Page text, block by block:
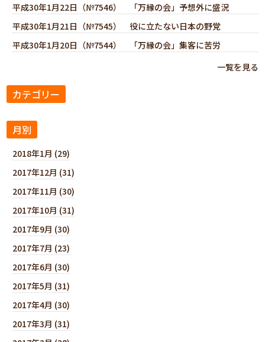
平成30年1月22日（№7546） 「万縁の会」予想外に盛況
平成30年1月21日（№7545） 役に立たない日本の野党
平成30年1月20日（№7544） 「万縁の会」集客に苦労
一覧を見る
カテゴリー
月別
2018年1月 (29)
2017年12月 (31)
2017年11月 (30)
2017年10月 (31)
2017年9月 (30)
2017年7月 (23)
2017年6月 (30)
2017年5月 (31)
2017年4月 (30)
2017年3月 (31)